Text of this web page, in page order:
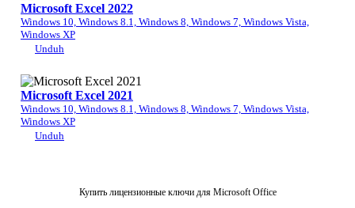
Microsoft Excel 2022
Windows 10, Windows 8.1, Windows 8, Windows 7, Windows Vista,
Windows XP
Unduh
Microsoft Excel 2021
Windows 10, Windows 8.1, Windows 8, Windows 7, Windows Vista,
Windows XP
Unduh
Купить лицензионные ключи для Microsoft Office